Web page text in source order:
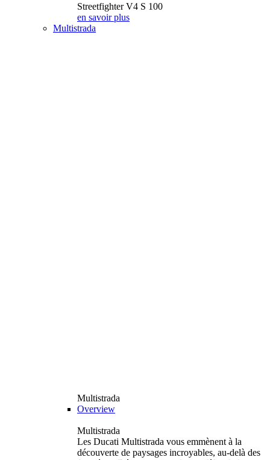
Streetfighter V4 S 100
en savoir plus
Multistrada
Multistrada
Overview
Multistrada
Les Ducati Multistrada vous emmènent à la
découverte de paysages incroyables, au-delà des